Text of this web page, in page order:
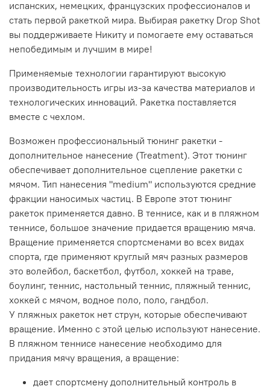
испанских, немецких, французских профессионалов и
стать первой ракеткой мира. Выбирая ракетку Drop Shot
вы поддерживаете Никиту и помогаете ему оставаться
непобедимым и лучшим в мире!
Применяемые технологии гарантируют высокую
производительность игры из-за качества материалов и
технологических инноваций. Ракетка поставляется
вместе с чехлом.
Возможен профессиональный тюнинг ракетки -
дополнительное нанесение (Treatment). Этот тюнинг
обеспечивает дополнительное сцепление ракетки с
мячом. Тип нанесения "medium" используются средние
фракции наносимых частиц. В Европе этот тюнинг
ракеток применяется давно. В теннисе, как и в пляжном
теннисе, большое значение придается вращению мяча.
Вращение применяется спортсменами во всех видах
спорта, где применяют круглый мяч разных размеров
это волейбол, баскетбол, футбол, хоккей на траве,
боулинг, теннис, настольный теннис, пляжный теннис,
хоккей с мячом, водное поло, поло, гандбол.
У пляжных ракеток нет струн, которые обеспечивают
вращение. Именно с этой целью используют нанесение.
В пляжном теннисе нанесение необходимо для
придания мячу вращения, а вращение:
дает спортсмену дополнительный контроль в